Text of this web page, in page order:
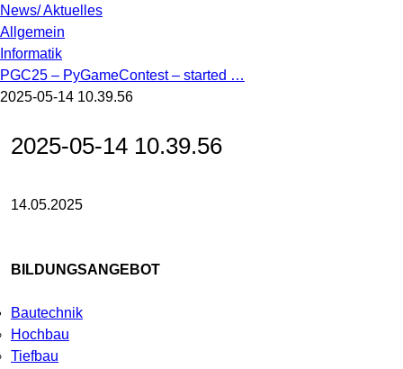
News/ Aktuelles
Allgemein
Informatik
PGC25 – PyGameContest – started …
2025-05-14 10.39.56
2025-05-14 10.39.56
14.05.2025
BILDUNGSANGEBOT
Bautechnik
Hochbau
Tiefbau